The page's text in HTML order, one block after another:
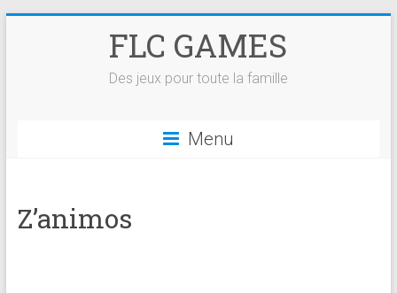
FLC GAMES
Des jeux pour toute la famille
Menu
Z’animos